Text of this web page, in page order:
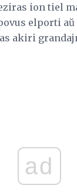
ion tiel
elporti
akiri
ad